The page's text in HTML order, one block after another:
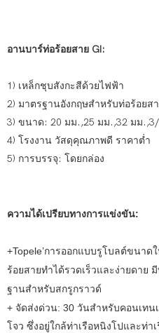
อานบาร์ท่อร้อยสาย GI:
1) เหล็กชุบสังกะสีด้วยไฟฟ้า
2) มาตรฐานอังกฤษสำหรับท่อร้อยสา
3) ขนาด: 20 มม.,25 มม.,32 มม
4) โรงงาน วัสดุคุณภาพดี ราคาต่ำ
5) การบรรจุ: โดยกล่อง
ความได้เปรียบทางการแข่งขัน:
+Topele’การออกแบบรูโบลต์ขนา
ร้อยสายทำได้รวดเร็วและง่ายดาย
ฐานสำหรับสกรูกราวด์
+ จัดส่งด่วน: 30 วันสำหรับคอนเทน
โจว ซึ่งอยู่ใกล้ท่าเรือหนิงโปและท่า